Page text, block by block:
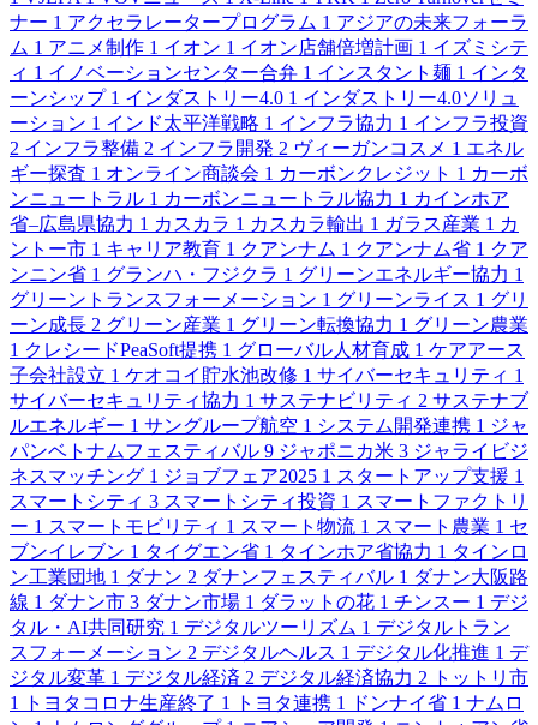
ナー 1 アクセラレータープログラム 1 アジアの未来フォーラ
ム 1 アニメ制作 1 イオン 1 イオン店舗倍増計画 1 イズミシテ
ィ 1 イノベーションセンター合弁 1 インスタント麺 1 インタ
ーンシップ 1 インダストリー4.0 1 インダストリー4.0ソリュ
ーション 1 インド太平洋戦略 1 インフラ協力 1 インフラ投資
2 インフラ整備 2 インフラ開発 2 ヴィーガンコスメ 1 エネル
ギー探査 1 オンライン商談会 1 カーボンクレジット 1 カーボ
ンニュートラル 1 カーボンニュートラル協力 1 カインホア
省–広島県協力 1 カスカラ 1 カスカラ輸出 1 ガラス産業 1 カ
ントー市 1 キャリア教育 1 クアンナム 1 クアンナム省 1 クア
ンニン省 1 グランハ・フジクラ 1 グリーンエネルギー協力 1
グリーントランスフォーメーション 1 グリーンライス 1 グリ
ーン成長 2 グリーン産業 1 グリーン転換協力 1 グリーン農業
1 クレシードPeaSoft提携 1 グローバル人材育成 1 ケアアース
子会社設立 1 ケオコイ貯水池改修 1 サイバーセキュリティ 1
サイバーセキュリティ協力 1 サステナビリティ 2 サステナブ
ルエネルギー 1 サングループ航空 1 システム開発連携 1 ジャ
パンベトナムフェスティバル 9 ジャポニカ米 3 ジャライビジ
ネスマッチング 1 ジョブフェア2025 1 スタートアップ支援 1
スマートシティ 3 スマートシティ投資 1 スマートファクトリ
ー 1 スマートモビリティ 1 スマート物流 1 スマート農業 1 セ
ブンイレブン 1 タイグエン省 1 タインホア省協力 1 タインロ
ン工業団地 1 ダナン 2 ダナンフェスティバル 1 ダナン大阪路
線 1 ダナン市 3 ダナン市場 1 ダラットの花 1 チンスー 1 デジ
タル・AI共同研究 1 デジタルツーリズム 1 デジタルトラン
スフォーメーション 2 デジタルヘルス 1 デジタル化推進 1 デ
ジタル変革 1 デジタル経済 2 デジタル経済協力 2
トットリ市
1
トヨタコロナ生産終了 1 トヨタ連携 1 ドンナイ省 1 ナムロ